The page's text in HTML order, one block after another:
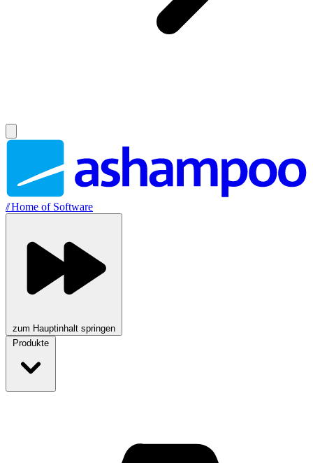
//Home of Software
zum Hauptinhalt springen
Produkte